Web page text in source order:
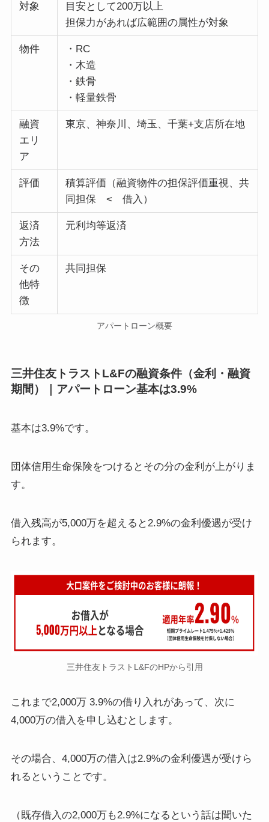
対象
目安として200万以上
担保力があれば広範囲の属性が対象
物件
・RC
・木造
・鉄骨
・軽量鉄骨
融資
エリ
ア
東京、神奈川、埼玉、千葉+支店所在地
評価
積算評価（融資物件の担保評価重視、共
同担保 < 借入）
返済
方法
元利均等返済
その
他特
徴
共同担保
アパートローン概要
三井住友トラストL&Fの融資条件（金利・融資
期間）｜アパートローン基本は3.9%
基本は3.9%です。
団体信用生命保険をつけるとその分の金利が上がりま
す。
借入残高が5,000万を超えると2.9%の金利優遇が受け
られます。
三井住友トラストL&FのHPから引用
これまで2,000万 3.9%の借り入れがあって、次に
4,000万の借入を申し込むとします。
その場合、4,000万の借入は2.9%の金利優遇が受けら
れるということです。
（既存借入の2,000万も2.9%になるという話は聞いた